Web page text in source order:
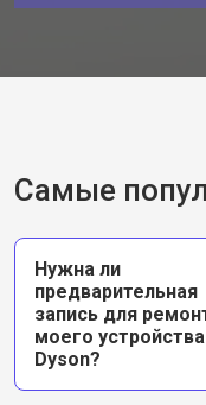
Самые
Нужна ли
предварительная
запись для
моего устройства
Dyson?